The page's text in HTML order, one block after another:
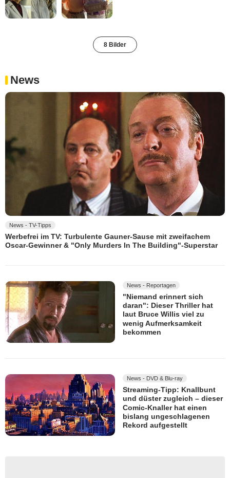
8 Bilder
News
News - TV-Tipps
Werbefrei im TV: Turbulente Gauner-Sause mit zweifachem
Oscar-Gewinner & "Only Murders In The Building"-Superstar
News - Reportagen
"Niemand erinnert sich
daran": Dieser Thriller hat
laut Bruce Willis viel zu
wenig Aufmerksamkeit
bekommen
News - DVD & Blu-ray
Streaming-Tipp: Knallbunt
und düster zugleich – dieser
Comic-Knaller hat einen
bislang ungeschlagenen
Rekord aufgestellt